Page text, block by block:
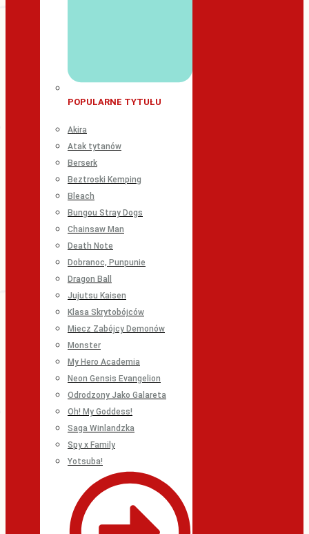
POPULARNE TYTUŁU
Akira
Atak tytanów
Berserk
Beztroski Kemping
Bleach
Bungou Stray Dogs
Chainsaw Man
Death Note
Dobranoc, Punpunie
Dragon Ball
Jujutsu Kaisen
Klasa Skrytobójców
Miecz Zabójcy Demonów
Monster
My Hero Academia
Neon Gensis Evangelion
Odrodzony Jako Galareta
Oh! My Goddess!
Saga Winlandzka
Spy x Family
Yotsuba!